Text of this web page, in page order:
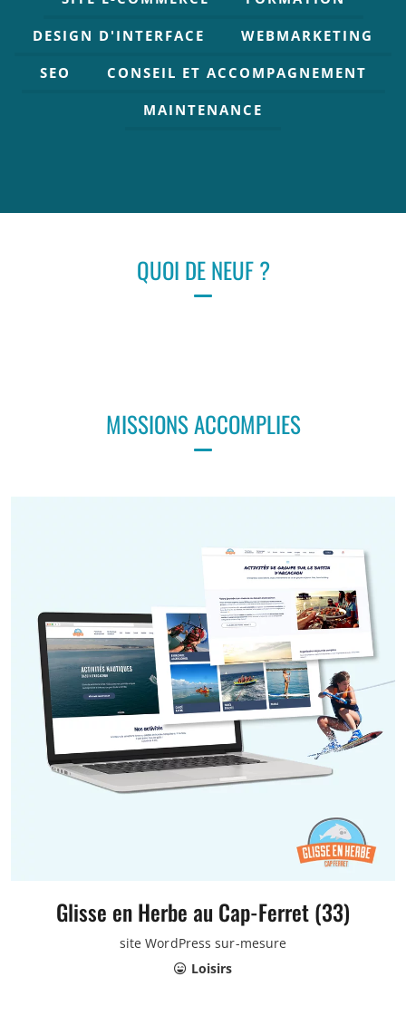
DESIGN D'INTERFACE WEBMARKETING
SEO CONSEIL ET ACCOMPAGNEMENT
MAINTENANCE
QUOI DE NEUF ?
MISSIONS ACCOMPLIES
Glisse en Herbe au Cap-Ferret (33)
site WordPress sur-mesure
Loisirs